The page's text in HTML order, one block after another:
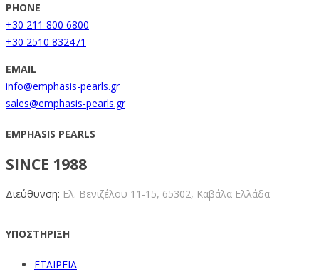
PHONE
+30 211 800 6800
+30 2510 832471
EMAIL
info@emphasis-pearls.gr
sales@emphasis-pearls.gr
EMPHASIS PEARLS
SINCE 1988
Διεύθυνση: Ελ. Βενιζέλου 11-15, 65302, Καβάλα Ελλάδα
ΥΠΟΣΤΗΡΙΞΗ
ΕΤΑΙΡΕΙΑ